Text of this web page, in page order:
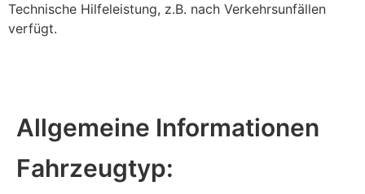
Technische Hilfeleistung, z.B. nach Verkehrsunfällen
verfügt.
Allgemeine Informationen
Fahrzeugtyp: